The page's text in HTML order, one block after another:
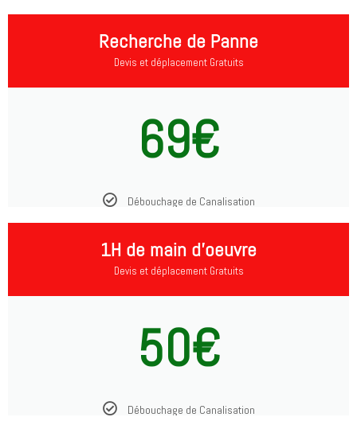
Recherche de Panne
Devis et déplacement Gratuits
69€
Débouchage de Canalisation
1H de main d'oeuvre
Devis et déplacement Gratuits
50€
Débouchage de Canalisation